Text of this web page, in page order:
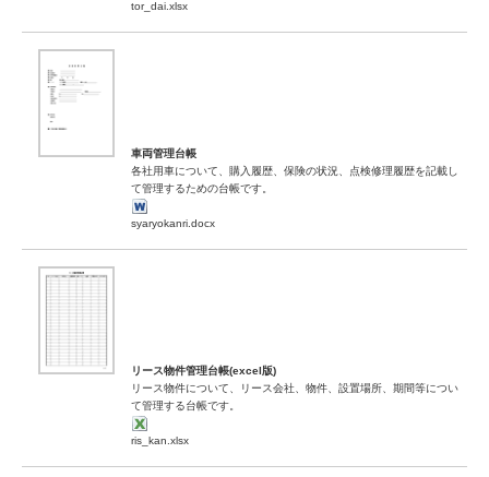
tor_dai.xlsx
車両管理台帳
各社用車について、購入履歴、保険の状況、点検修理履歴を記載し
て管理するための台帳です。
syaryokanri.docx
リース物件管理台帳(excel版)
リース物件について、リース会社、物件、設置場所、期間等につい
て管理する台帳です。
ris_kan.xlsx